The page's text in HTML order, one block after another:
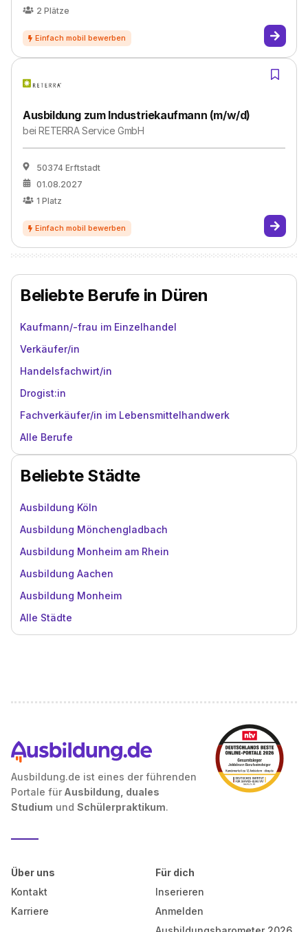
2 Plätze
Ausbildung zum Industriekaufmann (m/w/d)
beiRETERRA Service GmbH
50374 Erftstadt
01.08.2027
1 Platz
Beliebte Berufe in Düren
Kaufmann/-frau im Einzelhandel
Verkäufer/in
Handelsfachwirt/in
Drogist:in
Fachverkäufer/in im Lebensmittelhandwerk
Alle Berufe
Beliebte Städte
Ausbildung Köln
Ausbildung Mönchengladbach
Ausbildung Monheim am Rhein
Ausbildung Aachen
Ausbildung Monheim
Alle Städte
Ausbildung.de ist eines der führenden
Portale für Ausbildung, duales
Studium und Schülerpraktikum.
Über uns
Kontakt
Karriere
Für dich
Inserieren
Anmelden